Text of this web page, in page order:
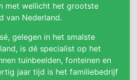
met wellicht het grootste
van Nederland.
gelegen in het smalste
is dé specialist op het
tuinbeelden, fonteinen en
jaar tijd is het familiebedrijf